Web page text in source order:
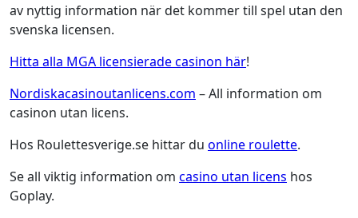
av nyttig information när det kommer till spel utan den
svenska licensen.
Hitta alla MGA licensierade casinon här!
Nordiskacasinoutanlicens.com – All information om
casinon utan licens.
Hos Roulettesverige.se hittar du online roulette.
Se all viktig information om casino utan licens hos
Goplay.